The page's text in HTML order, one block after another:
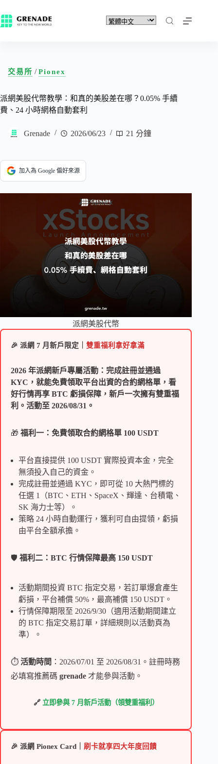
交易所 /Pionex
派網美股代幣教學：和真的美股差在哪？0.05% 手續
費、24 小時網格自動套利
Grenade 2026/06/23 21 分鐘
加入為 Google 偏好來源
派網美股代幣
🎉 派網 7 月新戶限定｜ 雙重福利拿好拿滿
2026 年派網新戶專屬活動：完成註冊並通過
KYC，就能免費領取平台出資的合約網格單，看
好行情再享 BTC 虧損保障，新戶一次擁有雙重福
利。活動至 2026/08/31。
🎁 福利一：免費領取合約網格單 100 USDT
平台直接提供 100 USDT 實際投資本金，完全
無須投入自己的資金。
完成註冊並通過 KYC，即可從 10 大熱門標的
任選 1（BTC、ETH、SpaceX、輝達、台積電、
SK 海力士等）。
策略 24 小時自動運行，獲利可自由提領，虧損
由平台全額承擔。
🛡️ 福利二：BTC 行情保障最高 150 USDT
活動期間投資 BTC 指定交易，若訂單爆倉產生
虧損，平台補償 50%，最高補償 150 USDT。
行情保障期限至 2026/9/30（適用活動期間建立
的 BTC 指定交易訂單，詳細規則以活動頁為
準）。
⏱ 活動時間 ：2026/07/01 至 2026/08/31。註冊時務
必填寫推薦碼 grenade 才能參與活動。
🔗 立即參與 7 月新戶活動（領雙重福利）
🎉 派網 Pionex Card｜ 刷卡就享四大年度回饋